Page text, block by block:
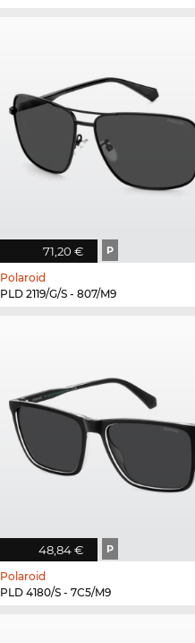
71,20 € P
Polaroid
PLD 2119/G/S - 807/M9
48,84 € P
Polaroid
PLD 4180/S - 7C5/M9